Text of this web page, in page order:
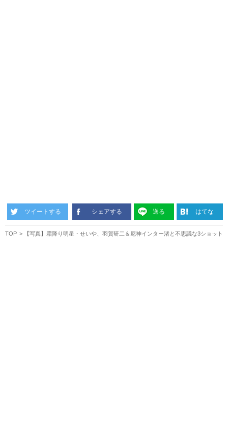
ツイートする シェアする 送る はてな
TOP 【写真】霜降り明星・せいや、羽賀研二＆尼神インター渚と不思議な3ショット